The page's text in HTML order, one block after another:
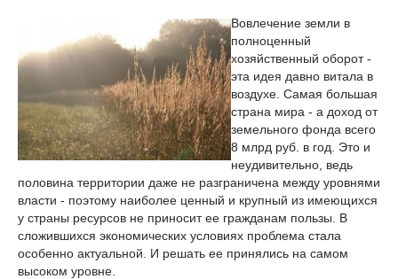
Вовлечение земли в
полноценный
хозяйственный оборот -
эта идея давно витала в
воздухе. Самая большая
страна мира - а доход от
земельного фонда всего
8 млрд руб. в год. Это и
неудивительно, ведь
половина территории даже не разграничена между уровнями
власти - поэтому наиболее ценный и крупный из имеющихся
у страны ресурсов не приносит ее гражданам пользы. В
сложившихся экономических условиях проблема стала
особенно актуальной. И решать ее принялись на самом
высоком уровне.